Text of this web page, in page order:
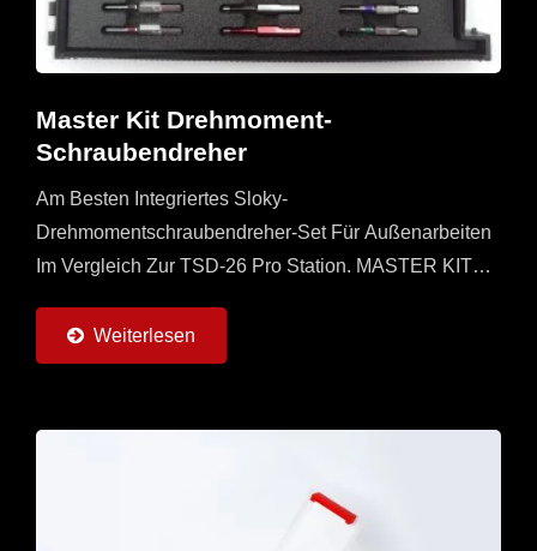
Master Kit Drehmoment-
Schraubendreher
Am Besten Integriertes Sloky-
Drehmomentschraubendreher-Set Für Außenarbeiten
Im Vergleich Zur TSD-26 Pro Station. MASTER KIT
Drehmomentadaptern (0,6...
Weiterlesen